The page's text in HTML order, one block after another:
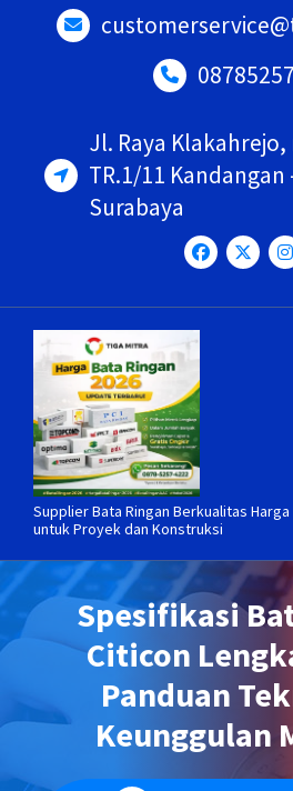
Jl. Raya Klakahrejo,
TR.1/11 Kandangan
Surabaya
Supplier Bata Ringan Berkualitas
untuk Proyek dan Konstruksi
Spesifikasi
Citicon
Panduan
Keunggulan